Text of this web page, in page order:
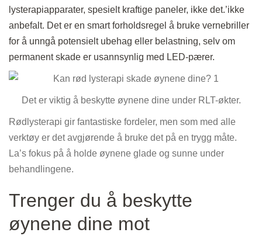
lysterapiapparater, spesielt kraftige paneler, ikke det.’ikke
anbefalt. Det er en smart forholdsregel å bruke vernebriller
for å unngå potensielt ubehag eller belastning, selv om
permanent skade er usannsynlig med LED-pærer.
Det er viktig å beskytte øynene dine under RLT-økter.
Rødlysterapi gir fantastiske fordeler, men som med alle
verktøy er det avgjørende å bruke det på en trygg måte.
La’s fokus på å holde øynene glade og sunne under
behandlingene.
Trenger du å beskytte
øynene dine mot